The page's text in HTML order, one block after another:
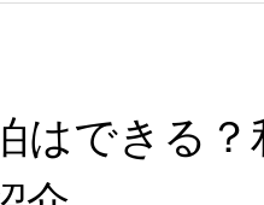
はできる？